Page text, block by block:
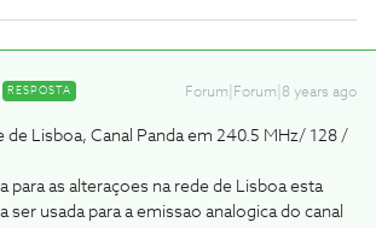
RESPOSTA Forum|Forum|8 years ago
Lisboa, Canal Panda em 240.5 MHz/ 128 /
para as alteraçoes na rede de Lisboa esta
ser usada para a emissao analogica do canal